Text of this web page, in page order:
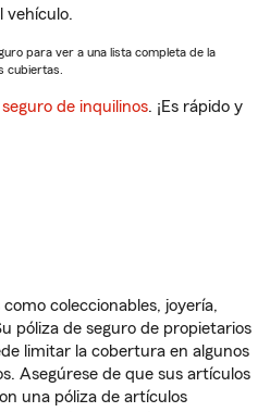
vehículo.
para ver a una lista completa de la
cubiertas.
de inquilinos. ¡Es rápido y
coleccionables, joyería,
póliza de seguro de propietarios
limitar la cobertura en algunos
Asegúrese de que sus artículos
una póliza de artículos